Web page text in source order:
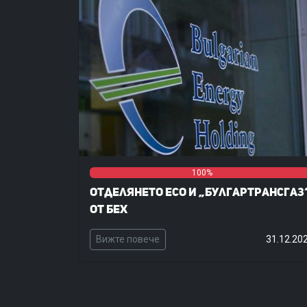
0%
0% 100%
Отделянето ЕСО и
от БЕХ
Вижте повече